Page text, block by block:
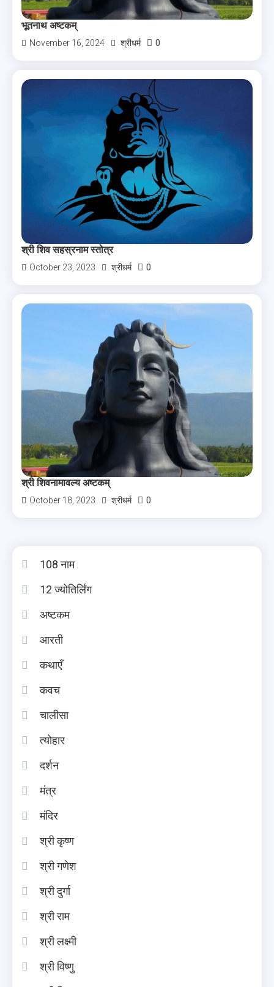
भूतनाथ अष्टकम्
November 16, 2024 श्रीधर्म 0
श्री शिव सहस्रनाम स्तोत्र
October 23, 2023 श्रीधर्म 0
श्री शिवनामावल्य अष्टकम्
October 18, 2023 श्रीधर्म 0
108 नाम
12 ज्योतिर्लिंग
अष्टकम
आरती
कथाएँ
कवच
चालीसा
त्योहार
दर्शन
मंत्र
मंदिर
श्री कृष्ण
श्री गणेश
श्री दुर्गा
श्री राम
श्री लक्ष्मी
श्री विष्णु